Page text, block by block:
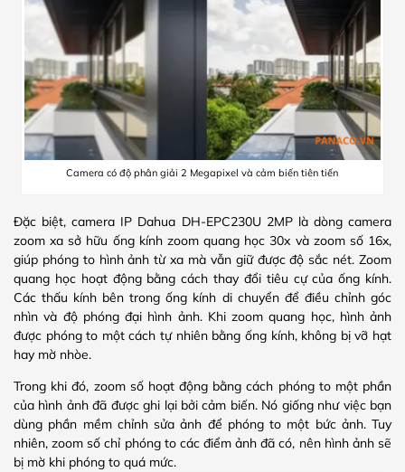
Camera có độ phân giải 2 Megapixel và cảm biến tiên tiến
Đặc biệt, camera IP Dahua DH-EPC230U 2MP là dòng camera
zoom xa sở hữu ống kính zoom quang học 30x và zoom số 16x,
giúp phóng to hình ảnh từ xa mà vẫn giữ được độ sắc nét. Zoom
quang học hoạt động bằng cách thay đổi tiêu cự của ống kính.
Các thấu kính bên trong ống kính di chuyển để điều chỉnh góc
nhìn và độ phóng đại hình ảnh. Khi zoom quang học, hình ảnh
được phóng to một cách tự nhiên bằng ống kính, không bị vỡ hạt
hay mờ nhòe.
Trong khi đó, zoom số hoạt động bằng cách phóng to một phần
của hình ảnh đã được ghi lại bởi cảm biến. Nó giống như việc bạn
dùng phần mềm chỉnh sửa ảnh để phóng to một bức ảnh. Tuy
nhiên, zoom số chỉ phóng to các điểm ảnh đã có, nên hình ảnh sẽ
bị mờ khi phóng to quá mức.